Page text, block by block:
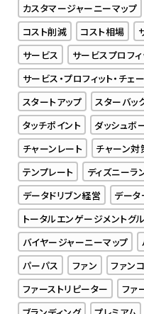
カスタマージャーニーマップ
コスト削減
コスト相場
サービス
サービスプロフィ
サービス・プロフィット・チェ
スタートアップ
スターバッ
タッチポイント
ダッシュボ
チャーンレート
チャーン対
テンプレート
ディズニーラ
データドリブン経営
デー
トータルエンゲージメントグ
バイヤージャーニーマップ
パーパス
ファン ファン
ファーストリピーター
ファ